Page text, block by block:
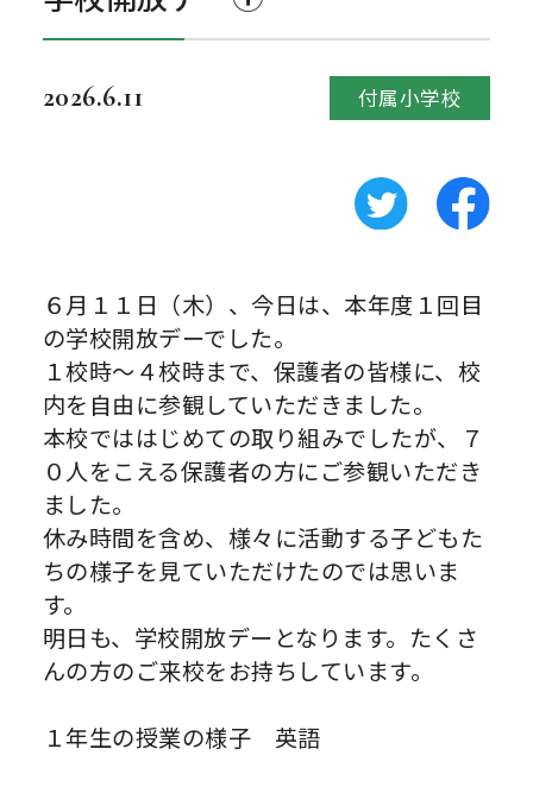
2026.6.11 付属小学校
６月１１日（木）、今日は、本年度１回目
の学校開放デーでした。
１校時～４校時まで、保護者の皆様に、校
内を自由に参観していただきました。
本校でははじめての取り組みでしたが、７
０人をこえる保護者の方にご参観いただき
ました。
休み時間を含め、様々に活動する子どもた
ちの様子を見ていただけたのでは思いま
す。
明日も、学校開放デーとなります。たくさ
んの方のご来校をお持ちしています。
１年生の授業の様子 英語